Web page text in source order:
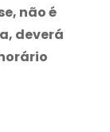
não é
deverá